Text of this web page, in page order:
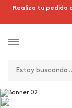
Realiza tu pedido